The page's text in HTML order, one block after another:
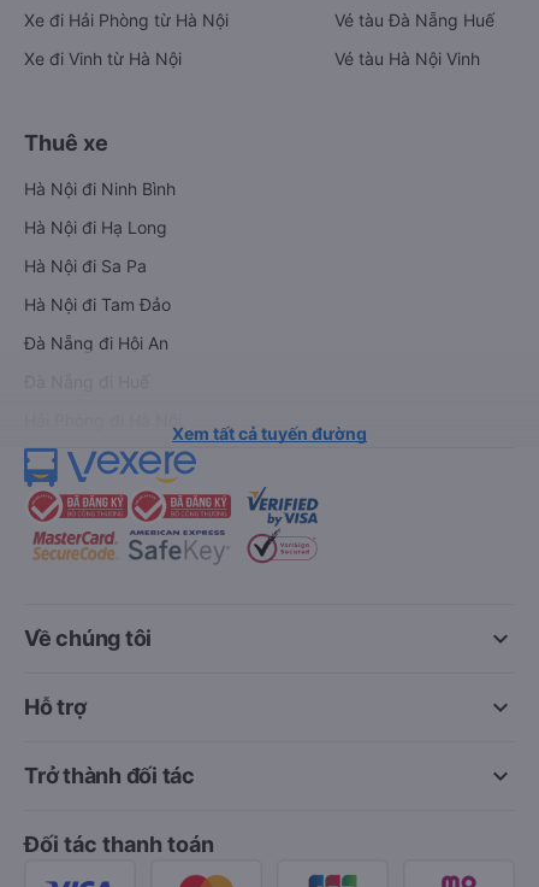
Xe đi Hải Phòng từ Hà Nội
Xe đi Vinh từ Hà Nội
Vé tàu Đà Nẵng Huế
Vé tàu Hà Nội Vinh
Thuê xe
Hà Nội đi Ninh Bình
Hà Nội đi Hạ Long
Hà Nội đi Sa Pa
Hà Nội đi Tam Đảo
Đà Nẵng đi Hội An
Xem tất cả tuyến đường
keyboard_arrow_down
Về chúng tôi
keyboard_arrow_down
Hỗ trợ
keyboard_arrow_down
Trở thành đối tác
Đối tác thanh toán